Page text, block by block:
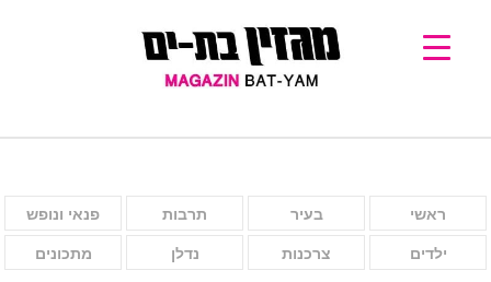
ראשי בעיר תרבות פנאי ונופש
ילדים צרכנות נדלן מתכונים